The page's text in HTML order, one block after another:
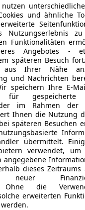
und ähnliche
Nutzungserlebnis zu
Funktionalitäten
Angebotes -
späteren Besuch
aus Ihrer Nähe
und Nachrichten
speichern Ihre E-
gespeicherte
im Rahmen der
Ihnen die Nutzung
späteren Besuchen
übermittelt.
verwendet,
angegebene
dieses Zeitraums
Ohne die
erweiterten